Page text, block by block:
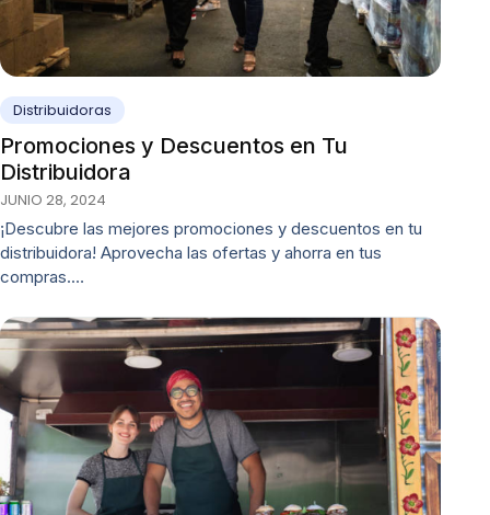
Distribuidoras
Promociones y Descuentos en Tu
Distribuidora
JUNIO 28, 2024
¡Descubre las mejores promociones y descuentos en tu
distribuidora! Aprovecha las ofertas y ahorra en tus
compras.…